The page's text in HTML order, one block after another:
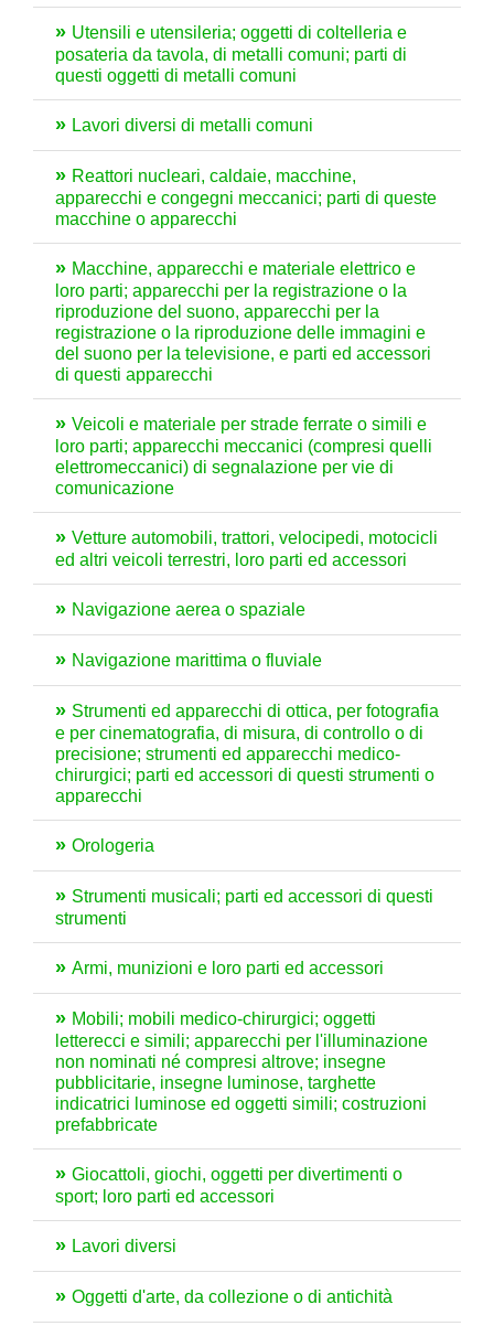
Utensili e utensileria; oggetti di coltelleria e
posateria da tavola, di metalli comuni; parti di
questi oggetti di metalli comuni
Lavori diversi di metalli comuni
Reattori nucleari, caldaie, macchine,
apparecchi e congegni meccanici; parti di queste
macchine o apparecchi
Macchine, apparecchi e materiale elettrico e
loro parti; apparecchi per la registrazione o la
riproduzione del suono, apparecchi per la
registrazione o la riproduzione delle immagini e
del suono per la televisione, e parti ed accessori
di questi apparecchi
Veicoli e materiale per strade ferrate o simili e
loro parti; apparecchi meccanici (compresi quelli
elettromeccanici) di segnalazione per vie di
comunicazione
Vetture automobili, trattori, velocipedi, motocicli
ed altri veicoli terrestri, loro parti ed accessori
Navigazione aerea o spaziale
Navigazione marittima o fluviale
Strumenti ed apparecchi di ottica, per fotografia
e per cinematografia, di misura, di controllo o di
precisione; strumenti ed apparecchi medico-
chirurgici; parti ed accessori di questi strumenti o
apparecchi
Orologeria
Strumenti musicali; parti ed accessori di questi
strumenti
Armi, munizioni e loro parti ed accessori
Mobili; mobili medico-chirurgici; oggetti
letterecci e simili; apparecchi per l'illuminazione
non nominati né compresi altrove; insegne
pubblicitarie, insegne luminose, targhette
indicatrici luminose ed oggetti simili; costruzioni
prefabbricate
Giocattoli, giochi, oggetti per divertimenti o
sport; loro parti ed accessori
Lavori diversi
Oggetti d'arte, da collezione o di antichità